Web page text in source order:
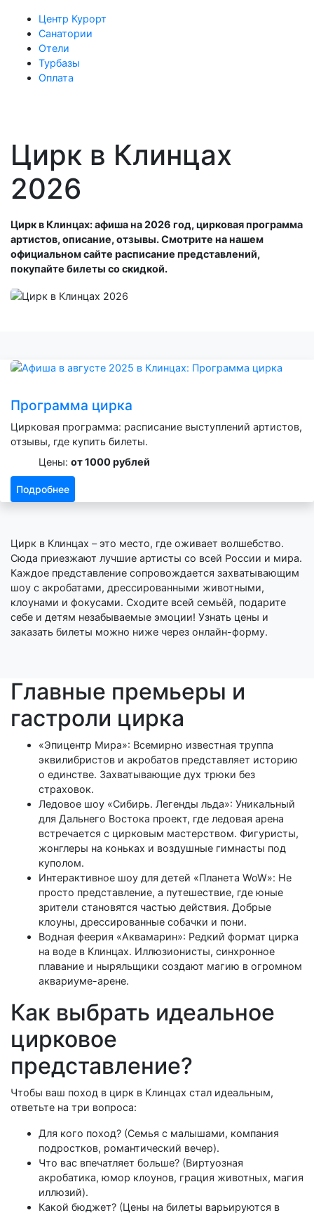
Центр Курорт
Санатории
Отели
Турбазы
Оплата
Цирк в Клинцах
2026
Цирк в Клинцах: афиша на 2026 год, цирковая программа
артистов, описание, отзывы. Смотрите на нашем
официальном сайте расписание представлений,
покупайте билеты со скидкой.
Программа цирка
Цирковая программа: расписание выступлений артистов,
отзывы, где купить билеты.
Цены: от 1000 рублей
Подробнее
Цирк в Клинцах – это место, где оживает волшебство.
Сюда приезжают лучшие артисты со всей России и мира.
Каждое представление сопровождается захватывающим
шоу с акробатами, дрессированными животными,
клоунами и фокусами. Сходите всей семьёй, подарите
себе и детям незабываемые эмоции! Узнать цены и
заказать билеты можно ниже через онлайн-форму.
Главные премьеры и
гастроли цирка
«Эпицентр Мира»: Всемирно известная труппа
эквилибристов и акробатов представляет историю
о единстве. Захватывающие дух трюки без
страховок.
Ледовое шоу «Сибирь. Легенды льда»: Уникальный
для Дальнего Востока проект, где ледовая арена
встречается с цирковым мастерством. Фигуристы,
жонглеры на коньках и воздушные гимнасты под
куполом.
Интерактивное шоу для детей «Планета WoW»: Не
просто представление, а путешествие, где юные
зрители становятся частью действия. Добрые
клоуны, дрессированные собачки и пони.
Водная феерия «Аквамарин»: Редкий формат цирка
на воде в Клинцах. Иллюзионисты, синхронное
плавание и ныряльщики создают магию в огромном
аквариуме-арене.
Как выбрать идеальное
цирковое
представление?
Чтобы ваш поход в цирк в Клинцах стал идеальным,
ответьте на три вопроса:
Для кого поход? (Семья с малышами, компания
подростков, романтический вечер).
Что вас впечатляет больше? (Виртуозная
акробатика, юмор клоунов, грация животных, магия
иллюзий).
Какой бюджет? (Цены на билеты варьируются в